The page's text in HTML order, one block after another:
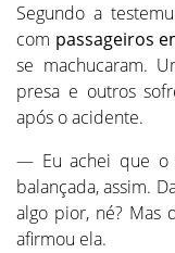
Segundo a
com passageiros
se machucaram.
presa e outros
após o acidente.
— Eu achei que o
balançada, assim.
algo pior, né? Mas
afirmou ela.